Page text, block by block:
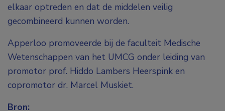
elkaar optreden en dat de middelen veilig
gecombineerd kunnen worden.
Apperloo promoveerde bij de faculteit Medische
Wetenschappen van het UMCG onder leiding van
promotor prof. Hiddo Lambers Heerspink en
copromotor dr. Marcel Muskiet.
Bron: